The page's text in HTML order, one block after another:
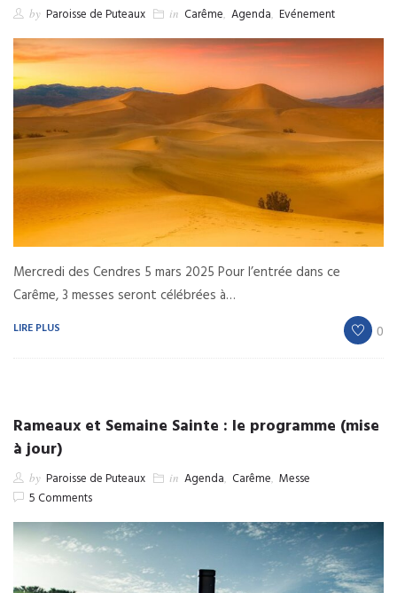
by Paroisse de Puteaux in Carême, Agenda, Evénement
Mercredi des Cendres 5 mars 2025 Pour l’entrée dans ce
Carême, 3 messes seront célébrées à…
LIRE PLUS 0
Rameaux et Semaine Sainte : le programme (mise
à jour)
by Paroisse de Puteaux in Agenda, Carême, Messe
5 Comments